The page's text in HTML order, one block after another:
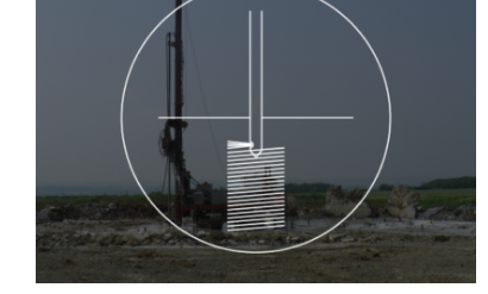
الحقن باستخدام الضغط العالي